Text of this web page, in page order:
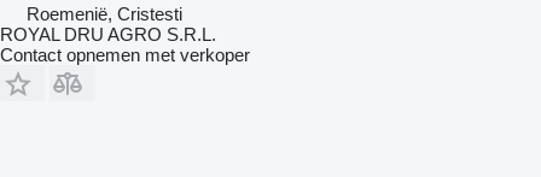
Roemenië, Cristesti
ROYAL DRU AGRO S.R.L.
Contact opnemen met verkoper